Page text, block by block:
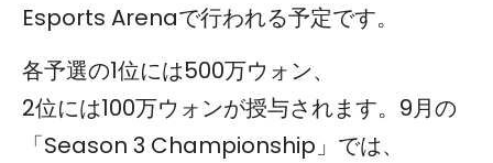
Esports Arenaで行われる予定です。
各予選の1位には500万ウォン、
2位には100万ウォンが授与されます。9月の
「Season 3 Championship」では、